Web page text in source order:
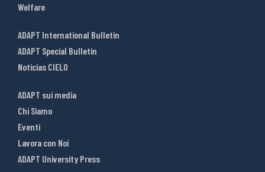
Welfare
ADAPT International Bulletin
ADAPT Special Bulletin
Noticias CIELO
ADAPT sui media
Chi Siamo
Eventi
Lavora con Noi
ADAPT University Press